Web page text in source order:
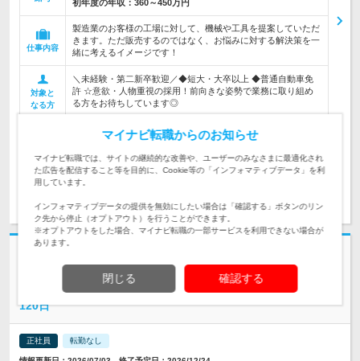
初年度の年収： 360～450万円
仕事内容
製造業のお客様の工場に対して、機械や工具を提案していただ
きます。ただ販売するのではなく、お悩みに対する解決策を一
緒に考えるイメージです！
対象と
なる方
＼未経験・第二新卒歓迎／◆短大・大卒以上 ◆普通自動車免
許 ☆意欲・人物重視の採用！前向きな姿勢で業務に取り組め
る方をお待ちしています◎
株式会社三隆製作 | 独自の技術力で環境に優しい表面処理装置を製造
安定経営基盤を持つ老舗メーカーの装置の【機械設計】年休
120日
正社員 転勤なし
マイナビ転職からのお知らせ
マイナビ転職では、サイトの継続的な改善や、ユーザーのみなさまに最適化され
た広告を配信すること等を目的に、Cookie等の「インフォマティブデータ」を利
用しています。
インフォマティブデータの提供を無効にしたい場合は「確認する」ボタンのリン
ク先から停止（オプトアウト）を行うことができます。
※オプトアウトをした場合、マイナビ転職の一部サービスを利用できない場合が
あります。
閉じる 確認する